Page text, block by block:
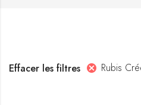
Effacer les filtres
Rubis